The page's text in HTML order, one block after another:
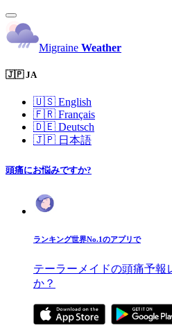
Migraine Weather
🇯🇵 JA
🇺🇸 English
🇫🇷 Français
🇩🇪 Deutsch
🇯🇵 日本語
頭痛にお悩みですか?
ランキング世界No.1のアプリで
テーラーメイドの頭痛予報
か？